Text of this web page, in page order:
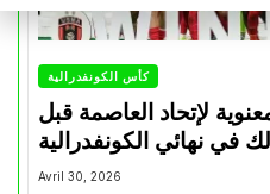
كأس الكونفدرالية
لإتحاد العاصمة قبل
في نهائي الكونفدرالية
Avril 30, 2026